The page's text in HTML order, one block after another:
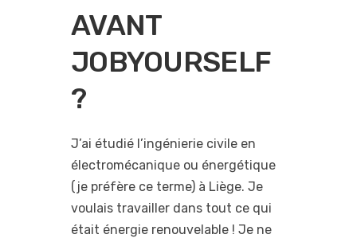
AVANT
JOBYOURSELF
?
J’ai étudié l’ingénierie civile en
électromécanique ou énergétique
(je préfère ce terme) à Liège. Je
voulais travailler dans tout ce qui
était énergie renouvelable ! Je ne